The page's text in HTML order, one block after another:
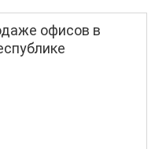
офисов в